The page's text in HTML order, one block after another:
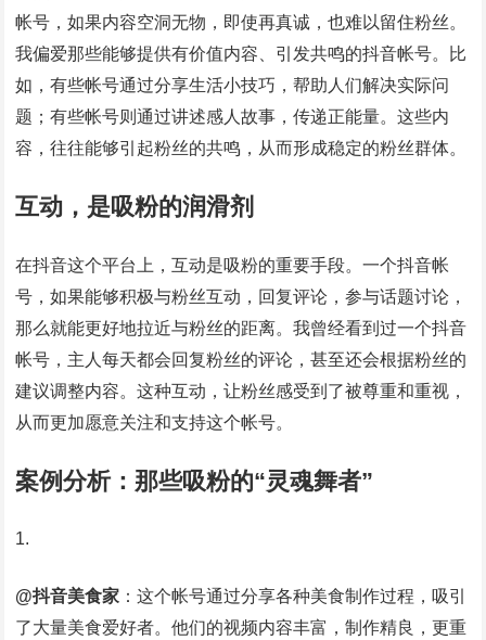
帐号，如果内容空洞无物，即使再真诚，也难以留住粉丝。
我偏爱那些能够提供有价值内容、引发共鸣的抖音帐号。比
如，有些帐号通过分享生活小技巧，帮助人们解决实际问
题；有些帐号则通过讲述感人故事，传递正能量。这些内
容，往往能够引起粉丝的共鸣，从而形成稳定的粉丝群体。
互动，是吸粉的润滑剂
在抖音这个平台上，互动是吸粉的重要手段。一个抖音帐
号，如果能够积极与粉丝互动，回复评论，参与话题讨论，
那么就能更好地拉近与粉丝的距离。我曾经看到过一个抖音
帐号，主人每天都会回复粉丝的评论，甚至还会根据粉丝的
建议调整内容。这种互动，让粉丝感受到了被尊重和重视，
从而更加愿意关注和支持这个帐号。
案例分析：那些吸粉的“灵魂舞者”
@抖音美食家 ：这个帐号通过分享各种美食制作过程，吸引
了大量美食爱好者。他们的视频内容丰富，制作精良，更重